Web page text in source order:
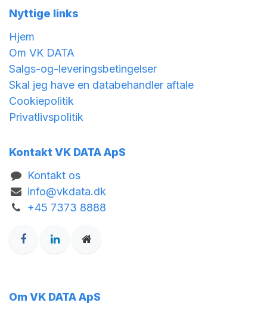
Nyttige links
Hjem
Om VK DATA
Salgs-og-leveringsbetingelser
Skal jeg have en databehandler aftale
Cookiepolitik
Privatlivspolitik
Kontakt VK DATA ApS
Kontakt os
info@vkdata.dk
+45 7373 8888
Om VK DATA ApS